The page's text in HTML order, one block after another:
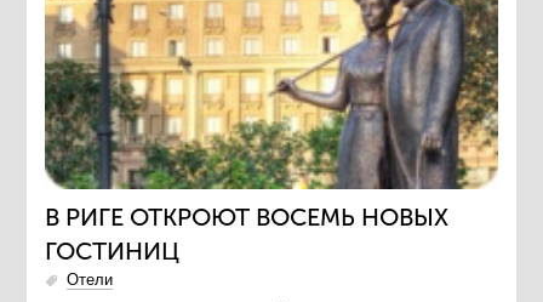
В РИГЕ ОТКРОЮТ ВОСЕМЬ НОВЫХ
ГОСТИНИЦ
Отели